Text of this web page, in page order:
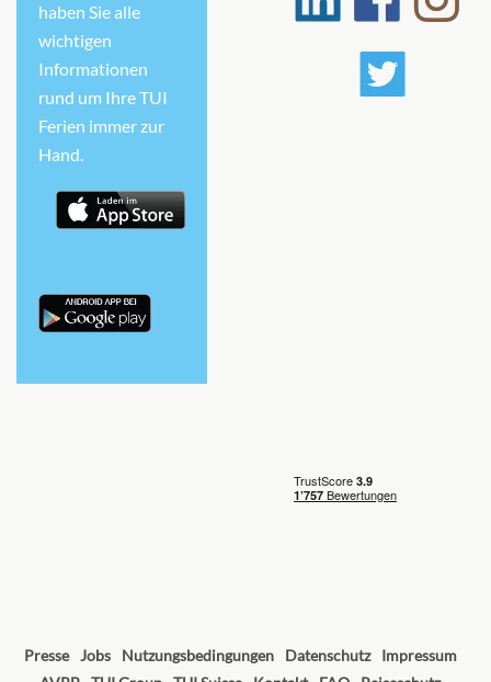
haben Sie alle
wichtigen
Informationen
rund um Ihre TUI
Ferien immer zur
Hand.
Presse Jobs Nutzungsbedingungen Datenschutz
Impressum